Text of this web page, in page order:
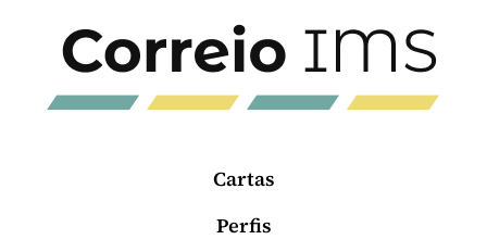
Cartas
Perfis